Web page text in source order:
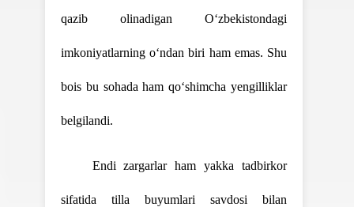
qazib olinadigan O‘zbekistondagi
imkoniyatlarning o‘ndan biri ham emas. Shu
bois bu sohada ham qo‘shimcha yengilliklar
belgilandi.
Endi zargarlar ham yakka tadbirkor
sifatida tilla buyumlari savdosi bilan